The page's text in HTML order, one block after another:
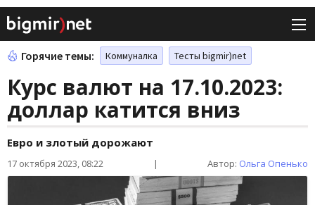
Горячие темы: Коммуналка Тесты bigmir)net
Курс валют на 17.10.2023:
доллар катится вниз
Евро и злотый дорожают
17 октября 2023, 08:22 | Автор: Ольга Опенько